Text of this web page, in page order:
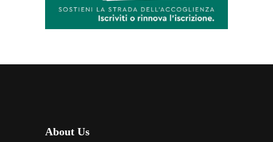
About Us